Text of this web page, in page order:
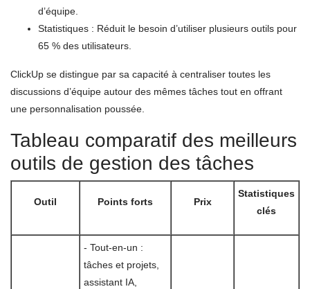
d’équipe.
Statistiques : Réduit le besoin d’utiliser plusieurs outils pour
65 % des utilisateurs.
ClickUp se distingue par sa capacité à centraliser toutes les
discussions d’équipe autour des mêmes tâches tout en offrant
une personnalisation poussée.
Tableau comparatif des meilleurs
outils de gestion des tâches
Outil Points forts Prix
Statistiques
clés
- Tout-en-un :
tâches et projets,
assistant IA,